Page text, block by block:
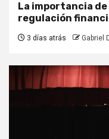
La importancia de
regulación
3 días atrás Gabriel